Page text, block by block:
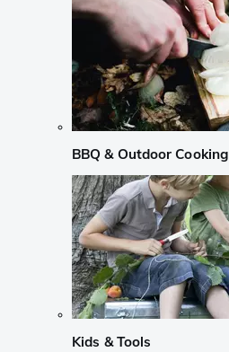
BBQ & Outdoor Cooking
Kids & Tools